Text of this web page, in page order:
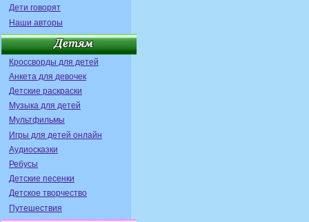
Дети говорят
Наши авторы
Кроссворды для детей
Анкета для девочек
Детские раскраски
Музыка для детей
Мультфильмы
Игры для детей онлайн
Аудиосказки
Ребусы
Детские песенки
Детское творчество
Путешествия